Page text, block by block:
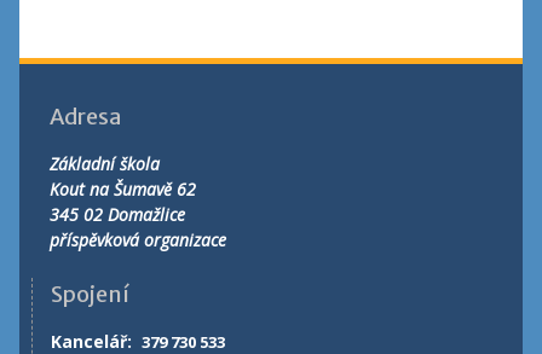
Adresa
Základní škola
Kout na Šumavě 62
345 02 Domažlice
příspěvková organizace
Spojení
Kancelář: 379 730 533